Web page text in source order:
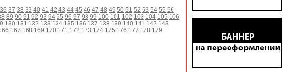
36 37 38 39 40 41 42 43 44 45 46 47 48 49 50 51 52 53 54 55 56
89 90 91 92 93 94 95 96 97 98 99 100 101 102 103 104 105 106
130 131 132 133 134 135 136 137 138 139 140 141 142 143
167 168 169 170 171 172 173 174 175 176 177 178 179